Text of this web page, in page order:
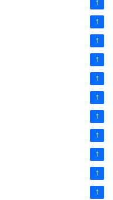
1
1
1
1
1
1
1
1
1
1
1